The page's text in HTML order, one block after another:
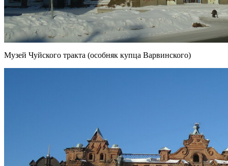
Музей Чуйского тракта (особняк купца Варвинского)